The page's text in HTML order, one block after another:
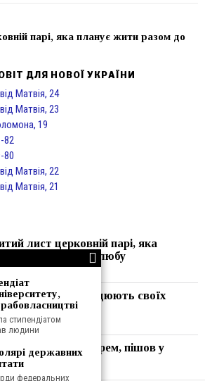
парі, яка планує жити разом до
ДЛЯ НОВОЇ УКРАЇНИ
Матвія, 24
Матвія, 23
19
82
80
Матвія, 22
Матвія, 21
лист церковній парі, яка
жити разом до шлюбу
покоління Х лупцюють своїх
липня)
сенатор Грем, пішов у
світ (13 липня)
стипендіатом
людини
державних
федеральних